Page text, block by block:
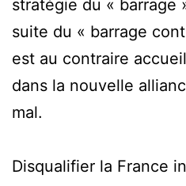
stratégie du « barrage
suite du « barrage
est au contraire
dans la nouvelle
mal.
Disqualifier la France